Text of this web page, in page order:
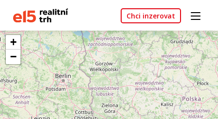
Chci inzerovat
+
−